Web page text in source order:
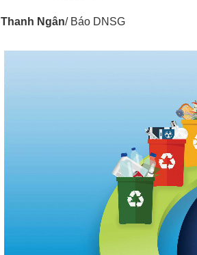
Thanh Ngân/ Báo DNSG